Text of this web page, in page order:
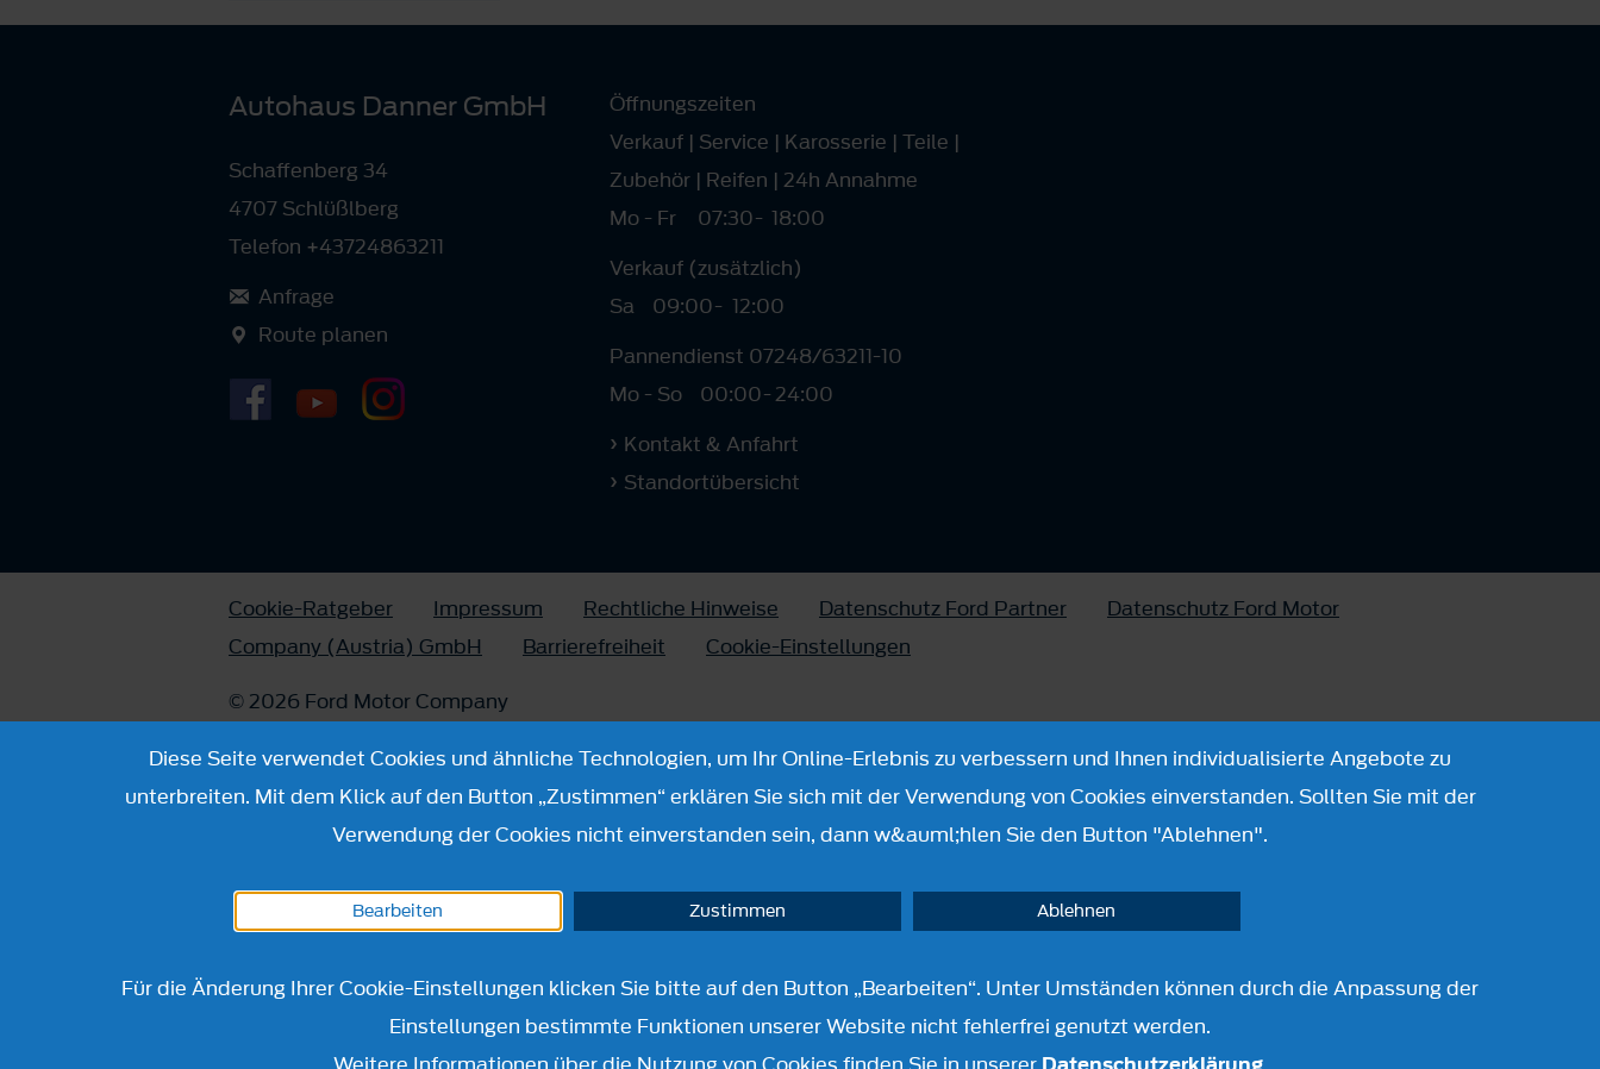
Autohaus Danner GmbH
Schaffenberg 34
4707 Schlüßlberg
Telefon +43724863211
Anfrage
Route planen
Öffnungszeiten
Verkauf | Service | Karosserie | Teile |
Zubehör | Reifen | 24h Annahme
Mo - Fr
07:30- 18:00
Verkauf (zusätzlich)
Sa
09:00- 12:00
Pannendienst 07248/63211-10
Mo - So
00:00-24:00
Kontakt & Anfahrt
Standortübersicht
Cookie-Ratgeber Impressum Rechtliche Hinweise Datenschutz Ford Partner
Datenschutz Ford Motor
Company (Austria) GmbH
Barrierefreiheit
Cookie-Einstellungen
© 2026 Ford Motor Company
Diese Seite verwendet Cookies und ähnliche Technologien, um Ihr Online-Erlebnis zu verbessern und Ihnen individualisierte Angebote zu
unterbreiten. Mit dem Klick auf den Button „Zustimmen“ erklären Sie sich mit der Verwendung von Cookies einverstanden. Sollten Sie mit der
Verwendung der Cookies nicht einverstanden sein, dann w&auml;hlen Sie den Button "Ablehnen".
Bearbeiten Zustimmen Ablehnen
Für die Änderung Ihrer Cookie-Einstellungen klicken Sie bitte auf den Button „Bearbeiten“. Unter Umständen können durch die Anpassung der
Einstellungen bestimmte Funktionen unserer Website nicht fehlerfrei genutzt werden.